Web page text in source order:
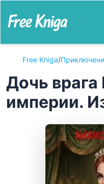
Free Kniga/
Дочь
империи.